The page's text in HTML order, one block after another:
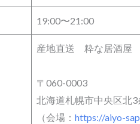
19:00〜21:00
産地直送 粋な居酒
〒060-0003
北海道札幌市中央区北
（会場： https://aiyo-